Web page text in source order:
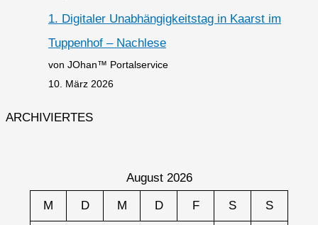
1. Digitaler Unabhängigkeitstag in Kaarst im
Tuppenhof – Nachlese
von JOhan™ Portalservice
10. März 2026
ARCHIVIERTES
August 2026
M D M D F S S